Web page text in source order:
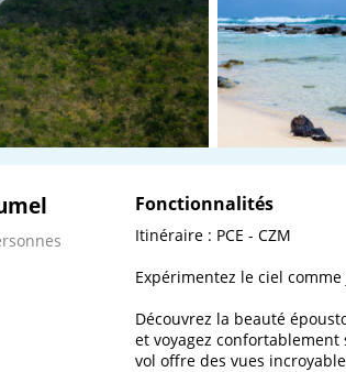
Fonctionnalités
Itinéraire : PCE - CZM
Expérimentez le ciel
Découvrez la beauté
et voyagez
vol offre des vues